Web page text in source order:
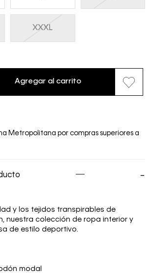
XXXL
Agregar al carrito
Metropolitana por compras superiores a
y los tejidos transpirables de
nuestra colección de ropa interior y
de estilo deportivo.
modal